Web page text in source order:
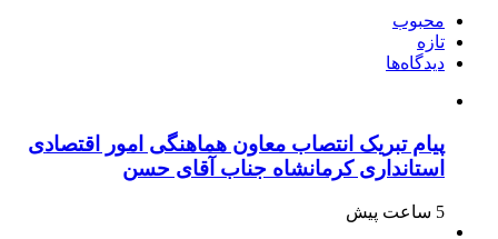
محبوب
تازه
دیدگاه‌ها
پیام تبریک انتصاب معاون هماهنگی امور اقتصادی
استانداری کرمانشاه جناب آقای حسن
5 ساعت پیش